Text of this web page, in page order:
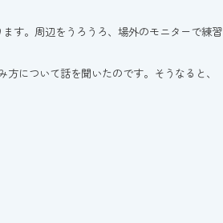
す。周辺をうろうろ、場外のモニターで練習
について話を聞いたのです。そうなると、